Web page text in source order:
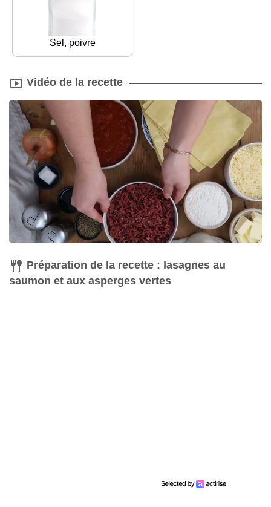
Sel, poivre
Vidéo de la recette
Préparation de la recette : lasagnes au
saumon et aux asperges vertes